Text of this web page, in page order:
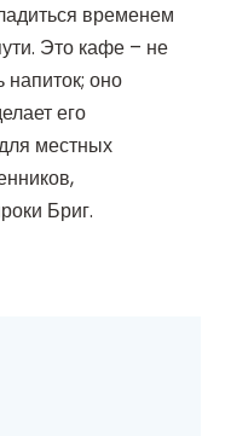
временем
Это кафе – не
напиток; оно
его
местных
Бриг.